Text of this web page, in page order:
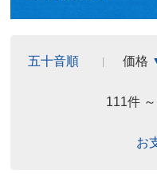
五十音順 価格
111件
お